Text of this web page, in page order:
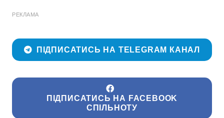
РЕКЛАМА
ПІДПИСАТИСЬ НА TELEGRAM КАНАЛ
ПІДПИСАТИСЬ НА FACEBOOK
СПІЛЬНОТУ